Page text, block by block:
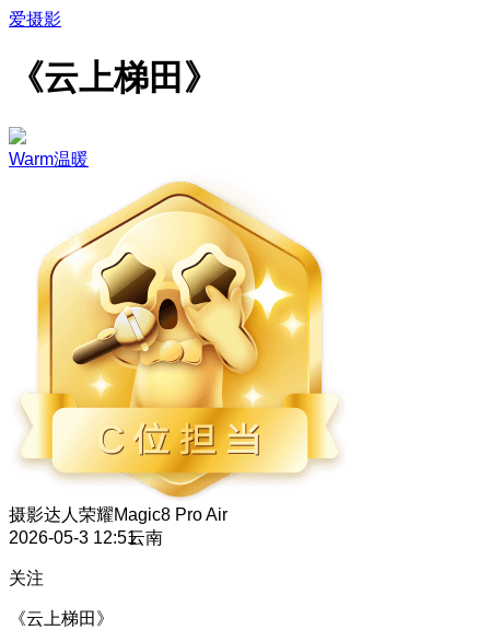
爱摄影
《云上梯田》
Warm温暖
摄影达人 荣耀Magic8 Pro Air
2026-05-3 12:51云南
关注
《云上梯田》